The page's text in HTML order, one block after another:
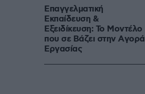
Επαγγελματική
Εκπαίδευση &
Εξειδίκευση: Το Mοντέλο
που σε Bάζει στην Aγορά
Eργασίας